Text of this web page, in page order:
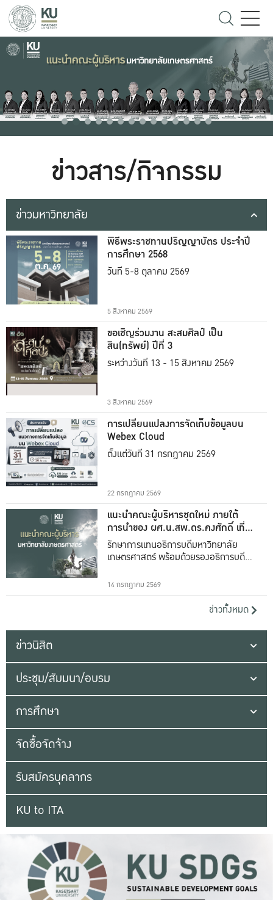
ข่าวสาร/กิจกรรม
ข่าวมหาวิทยาลัย
พิธีพระราชทานปริญญาบัตร ประจำปี
การศึกษา 2568
วันที่ 5-8 ตุลาคม 2569
5 สิงหาคม 2569
ขอเชิญร่วมงาน สะสมศิลป์ เป็น
สิน(ทรัพย์) ปีที่ 3
ระหว่างวันที่ 13 - 15 สิงหาคม 2569
3 สิงหาคม 2569
การเปลี่ยนแปลงการจัดเก็บข้อมูลบน
Webex Cloud
ตั้งแต่วันที่ 31 กรกฎาคม 2569
22 กรกฎาคม 2569
แนะนำคณะผู้บริหารชุดใหม่ ภายใต้
การนำของ ผศ.น.สพ.ดร.คงศักดิ์ เที่ยง
ธรรม
รักษาการแทนอธิการบดีมหาวิทยาลัย
เกษตรศาสตร์ พร้อมด้วยรองอธิการบดีทั้ง
14 กรกฎาคม 2569
ข่าวทั้งหมด
ข่าวนิสิต
ประชุม/สัมมนา/อบรม
การศึกษา
จัดซื้อจัดจ้าง
รับสมัครบุคลากร
KU to ITA